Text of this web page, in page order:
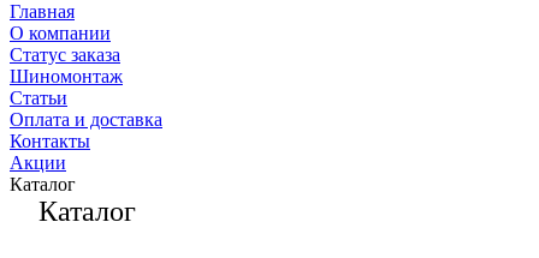
Главная
О компании
Статус заказа
Шиномонтаж
Статьи
Оплата и доставка
Контакты
Акции
Каталог
Каталог